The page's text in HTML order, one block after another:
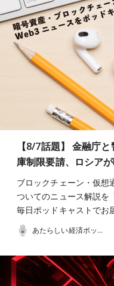
【8/7話題】 金融庁
庫制限要請、ロシア
ブロックチェーン・仮想
ついてのニュース解説を
毎日ポッドキャストで
あたらしい経済ポッドキャスト